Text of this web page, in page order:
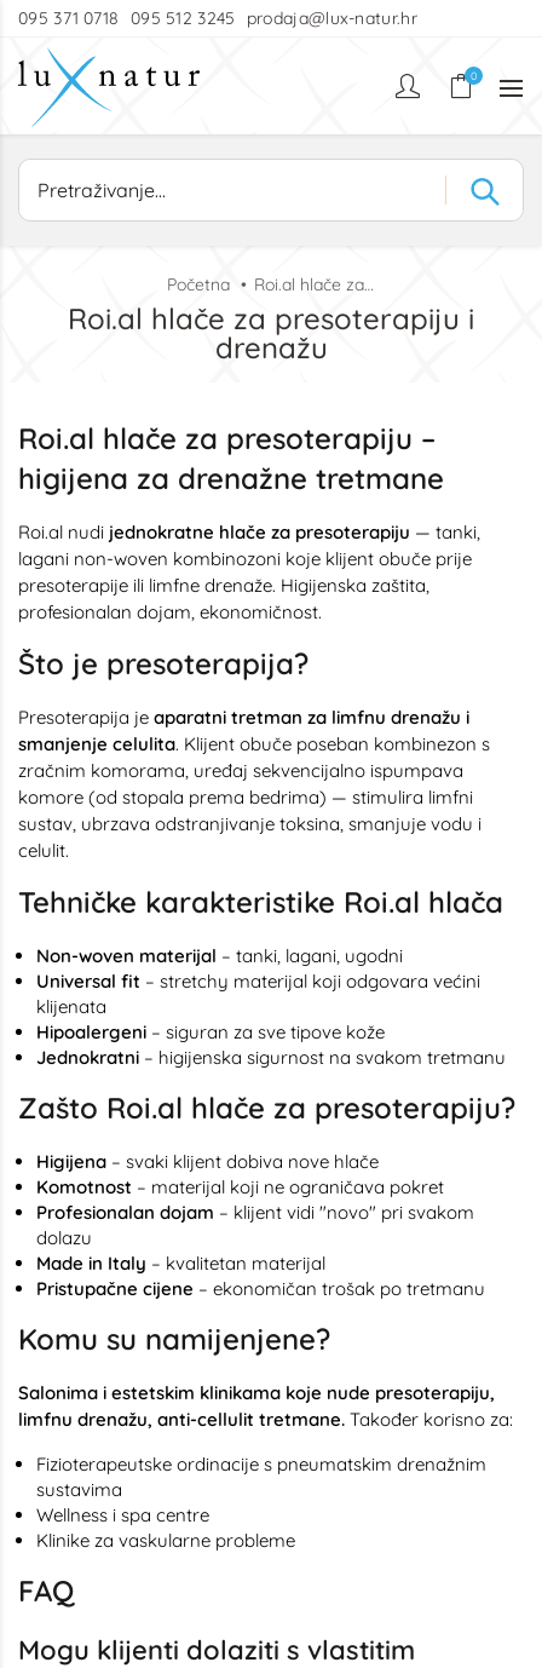
095 371 0718 095 512 3245 prodaja@lux-natur.hr
0
Početna Roi.al hlače za presoterapiju i drenažu
Roi.al hlače za presoterapiju i
drenažu
Roi.al hlače za presoterapiju –
higijena za drenažne tretmane
Roi.al nudi jednokratne hlače za presoterapiju — tanki,
lagani non-woven kombinozoni koje klijent obuče prije
presoterapije ili limfne drenaže. Higijenska zaštita,
profesionalan dojam, ekonomičnost.
Što je presoterapija?
Presoterapija je aparatni tretman za limfnu drenažu i
smanjenje celulita. Klijent obuče poseban kombinezon s
zračnim komorama, uređaj sekvencijalno ispumpava
komore (od stopala prema bedrima) — stimulira limfni
sustav, ubrzava odstranjivanje toksina, smanjuje vodu i
celulit.
Tehničke karakteristike Roi.al hlača
Non-woven materijal – tanki, lagani, ugodni
Universal fit – stretchy materijal koji odgovara većini
klijenata
Hipoalergeni – siguran za sve tipove kože
Jednokratni – higijenska sigurnost na svakom tretmanu
Zašto Roi.al hlače za presoterapiju?
Higijena – svaki klijent dobiva nove hlače
Komotnost – materijal koji ne ograničava pokret
Profesionalan dojam – klijent vidi "novo" pri svakom
dolazu
Made in Italy – kvalitetan materijal
Pristupačne cijene – ekonomičan trošak po tretmanu
Komu su namijenjene?
Salonima i estetskim klinikama koje nude presoterapiju,
limfnu drenažu, anti-cellulit tretmane. Također korisno za:
Fizioterapeutske ordinacije s pneumatskim drenažnim
sustavima
Wellness i spa centre
Klinike za vaskularne probleme
FAQ
Mogu klijenti dolaziti s vlastitim